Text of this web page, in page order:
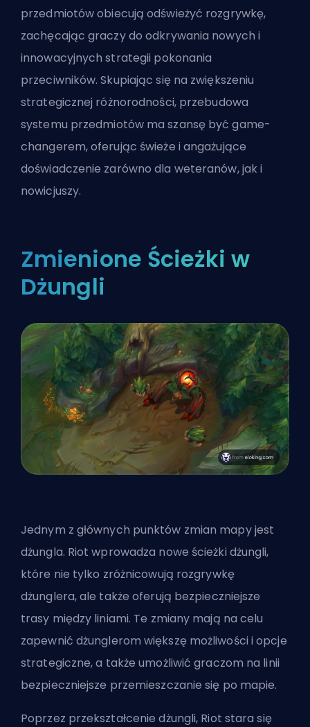
przedmiotów obiecują odświeżyć rozgrywkę,
zachęcając graczy do odkrywania nowych i
innowacyjnych strategii pokonania
przeciwników. Skupiając się na zwiększeniu
strategicznej różnorodności, przebudowa
systemu przedmiotów ma szansę być game-
changerem, oferując świeże i angażujące
doświadczenie zarówno dla weteranów, jak i
nowicjuszy.
Zmienione Ścieżki w
Dżungli
Jednym z głównych punktów zmian mapy jest
dżungla. Riot wprowadza nowe ścieżki dżungli,
które nie tylko zróżnicowują rozgrywkę
dżunglera, ale także oferują bezpieczniejsze
trasy między liniami. Te zmiany mają na celu
zapewnić dżunglerom większę możliwości i opcje
strategiczne, a także umożliwić graczom na linii
bezpieczniejsze przemieszczanie się po mapie.
Poprzez przekształcenie dżungli, Riot stara się